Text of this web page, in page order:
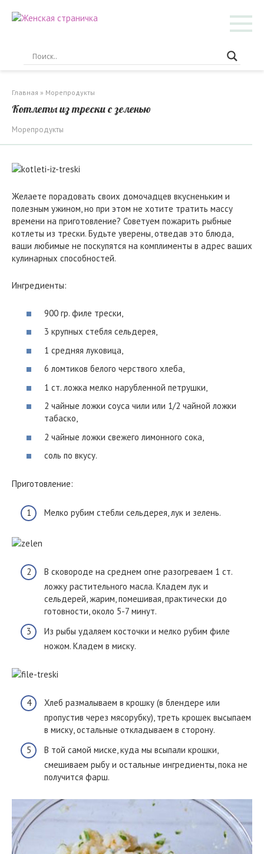
Главная » Морепродукты
Котлеты из трески с зеленью
Морепродукты
Желаете порадовать своих домочадцев вкусненьким и
полезным ужином, но при этом не хотите тратить массу
времени на приготовление? Советуем пожарить рыбные
котлеты из трески. Будьте уверены, отведав это блюда,
ваши любимые не поскупятся на комплименты в адрес ваших
кулинарных способностей.
Ингредиенты:
900 гр. филе трески,
3 крупных стебля сельдерея,
1 средняя луковица,
6 ломтиков белого черствого хлеба,
1 ст. ложка мелко нарубленной петрушки,
2 чайные ложки соуса чили или 1/2 чайной ложки
табаско,
2 чайные ложки свежего лимонного сока,
соль по вкусу.
Приготовление:
Мелко рубим стебли сельдерея, лук и зелень.
В сковороде на среднем огне разогреваем 1 ст.
ложку растительного масла. Кладем лук и
сельдерей, жарим, помешивая, практически до
готовности, около 5-7 минут.
Из рыбы удаляем косточки и мелко рубим филе
ножом. Кладем в миску.
Хлеб размалываем в крошку (в блендере или
пропустив через мясорубку), треть крошек высыпаем
в миску, остальные откладываем в сторону.
В той самой миске, куда мы всыпали крошки,
смешиваем рыбу и остальные ингредиенты, пока не
получится фарш.